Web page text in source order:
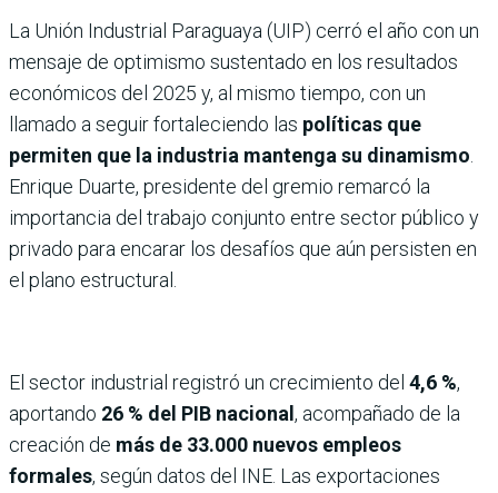
La Unión Industrial Paraguaya (UIP) cerró el año con un
mensaje de optimismo sustentado en los resultados
económicos del 2025 y, al mismo tiempo, con un
llamado a seguir fortaleciendo las políticas que
permiten que la industria mantenga su dinamismo
Enrique Duarte, presidente del gremio remarcó la
importancia del trabajo conjunto entre sector público y
privado para encarar los desafíos que aún persisten en
el plano estructural.
El sector industrial registró un crecimiento del 4,6 %,
aportando 26 % del PIB nacional, acompañado de la
creación de más de 33.000 nuevos empleos
formales, según datos del INE. Las exportaciones